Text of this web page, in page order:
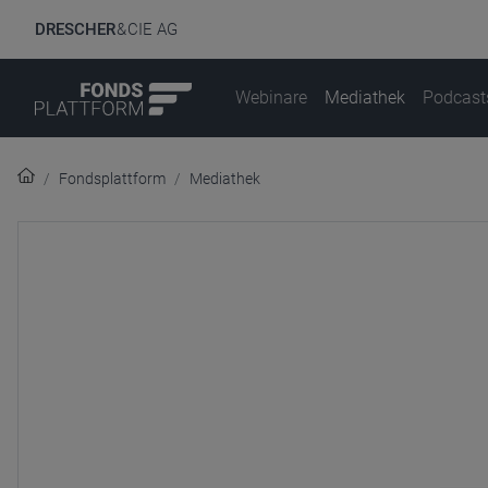
DRESCHER& CIE AG
Webinare Mediathek
Fondsplattform Mediathek